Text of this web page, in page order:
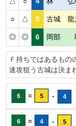
○ △ 5 古城 龍
◎ ◎ 6 岡部
Ｆ持ちではあるもの
速攻狙う古城は決ま
6 = 5 - 4
6 = 4 - 5